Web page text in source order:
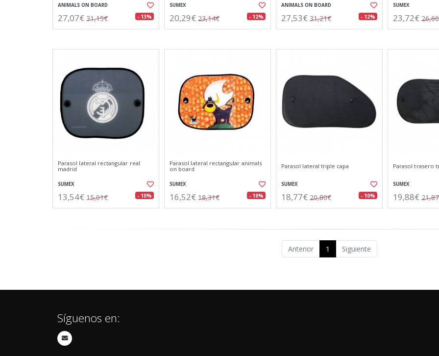
ANIMALS ON BOARD
27,07€ 31,15€ - 13%
SUMEX
20,29€ 23,14€ - 12%
ANIMALS ON BOARD
27,53€ 31,21€ - 12%
SUMEX
23,72€
Parasol lateral rectangular real
madrid
SUMEX
13,54€ 15,01€ - 10%
Parasol lateral rectangular animals
on board
SUMEX
16,52€ 18,31€ - 10%
Parasol lateral triple capa
SUMEX
18,77€ 20,80€ - 10%
Parasol trasero
SUMEX
19,88€
Anterior 1 Siguiente
Síguenos en: